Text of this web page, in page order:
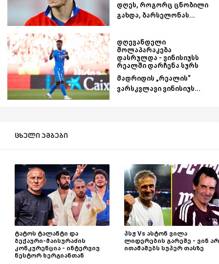
დღეს, როგორც ცნობილი
გახდა, ბარსელონას...
დღევანდელი
მოლაპარაკება
დასრულდა - ვინისიუსს
რეალში დარჩენა სურს
მადრიდის „რეალის“
ვარსკვლავი ვინისიუს...
ცხელი ამბები
ტატოს ტალანტი და
ბექაური-მაისურაძის
კონკურენცია - ინტერვიუ
ნესტორ ხერგიანთან
პსჟ Vs ასტონ ვილა
ლიდერების გარეშე - ვინ არ
ითამაშებს სუპერ თასზე